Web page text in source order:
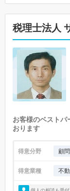
税理士法人
お客様のベストパ
おります
得意分野 顧
得意業種 不